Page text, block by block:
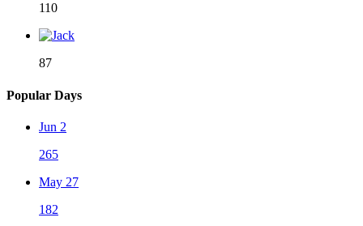
110
87
Popular Days
Jun 2
265
May 27
182